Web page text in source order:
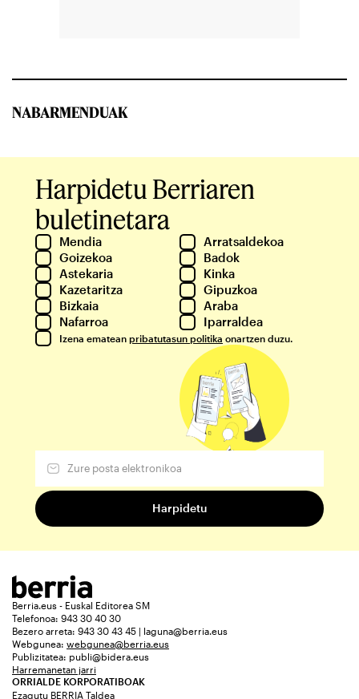
NABARMENDUAK
Harpidetu Berriaren
buletinetara
Mendia
Arratsaldekoa
Goizekoa
Badok
Astekaria
Kinka
Kazetaritza
Gipuzkoa
Bizkaia
Araba
Nafarroa
Iparraldea
Izena ematean pribatutasun politika onartzen duzu.
Berria.eus - Euskal Editorea SM
Telefonoa: 943 30 40 30
Bezero arreta: 943 30 43 45 | laguna@berria.eus
Webgunea: webgunea@berria.eus
Publizitatea: publi@bidera.eus
Harremanetan jarri
ORRIALDE KORPORATIBOAK
Ezagutu BERRIA Taldea